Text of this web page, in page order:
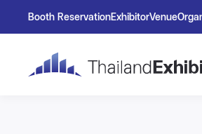
Booth ReservationExhibitorVenue